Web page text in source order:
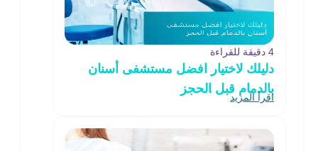
4 دقيقة للقراءة
دليلك لاختيار افضل مستشفى أسنان
بالدمام قبل الحجز
اقرأ المزيد